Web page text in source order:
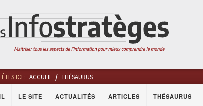
LE SITE ACTUALITÉS ARTICLES THÉSAURUS
ÊTES ICI : ACCUEIL THÉSAURUS